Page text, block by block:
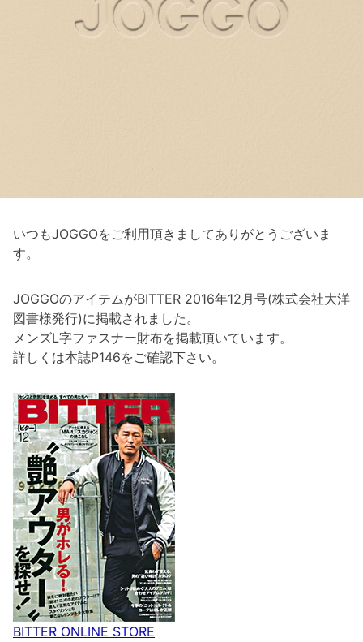
いつもJOGGOをご利用頂きましてありがとうございま
す。
JOGGOのアイテムがBITTER 2016年12月号(株式会社大洋
図書様発行)に掲載されました。
メンズL字ファスナー財布を掲載頂いています。
詳しくは本誌P146をご確認下さい。
BITTER ONLINE STORE